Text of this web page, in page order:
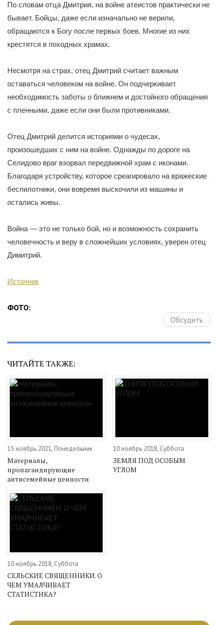
По словам отца Дмитрия, на войне атеистов практически не
бывает. Бойцы, даже если изначально не верили,
обращаются к Богу после первых боев. Многие из них
крестятся в походных храмах.
Несмотря на страх, отец Дмитрий считает важным
оставаться человеком на войне. Он подчеркивает
необходимость заботы о ближнем и достойного обращения
с пленными, даже если они были противниками.
Отец Дмитрий делится историями о чудесах,
произошедших с ним на войне. Однажды по дороге на
Селидово враг взорвал передвижной храм с иконами.
Благодаря устройству, которое среагировало на вражеские
беспилотники, они вовремя выскочили из машины и
остались живы.
Война — это не только бой, но и возможность сохранить
человечность и веру в сложнейших условиях, уверен отец
Димитрий.
Источник
ФОТО:
Обсудить
ЧИТАЙТЕ ТАКЖЕ:
15 ноябрь 2021, Понедельник
Материалы,
пропагандирующие
антисемейные ценности
10 ноябрь 2018, Суббота
ЗЕМЛЯ ПОД ОСОБЫМ
УГЛОМ
10 ноябрь 2018, Суббота
СЕЛЬСКИЕ СВЯЩЕННИКИ. О
ЧЕМ УМАЛЧИВАЕТ
СТАТИСТИКА?